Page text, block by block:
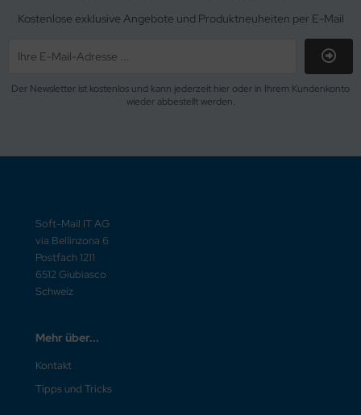
Kostenlose exklusive Angebote und Produktneuheiten per E-Mail
Der Newsletter ist kostenlos und kann jederzeit hier oder in Ihrem Kundenkonto
wieder abbestellt werden.
Soft-Mail IT AG
via Bellinzona 6
Postfach 1211
6512 Giubiasco
Schweiz
Mehr über...
Kontakt
Tipps und Tricks